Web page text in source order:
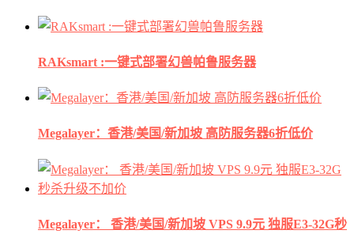
RAKsmart :一键式部署幻兽帕鲁服务器
Megalayer：香港/美国/新加坡 高防服务器6折低价
Megalayer： 香港/美国/新加坡 VPS 9.9元 独服E3-32G秒